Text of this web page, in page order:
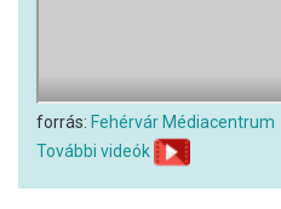
forrás: Fehérvár Médiacentrum
További videók